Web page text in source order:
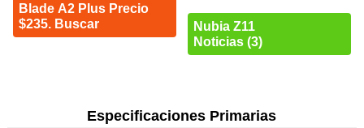
Blade A2 Plus Precio
$235. Buscar
Nubia Z11
Noticias (3)
Especificaciones Primarias